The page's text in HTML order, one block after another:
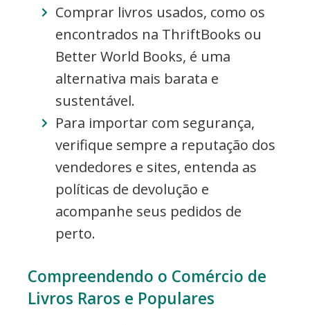
Comprar livros usados, como os
encontrados na ThriftBooks ou
Better World Books, é uma
alternativa mais barata e
sustentável.
Para importar com segurança,
verifique sempre a reputação dos
vendedores e sites, entenda as
políticas de devolução e
acompanhe seus pedidos de
perto.
Compreendendo o Comércio de
Livros Raros e Populares